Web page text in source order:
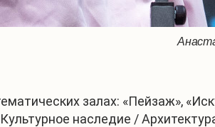
залах: «Пейзаж»,
наследие /